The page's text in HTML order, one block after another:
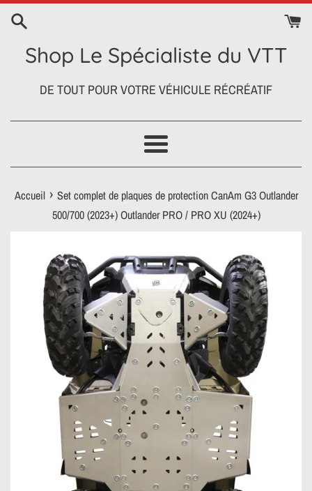
Passer
contenuShop Le Spécialiste du VTT
DE TOUT POUR VOTRE VÉHICULE RÉCRÉATIF
Menu
Accueil › Set complet de plaques de protection CanAm G3 Outlander
500/700 (2023+) Outlander PRO / PRO XU (2024+)